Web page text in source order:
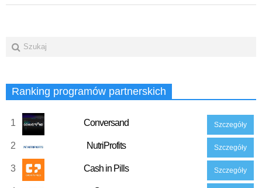
Ranking programów partnerskich
1 Conversand Szczegóły
2 NutriProfits Szczegóły
3 Cash in Pills Szczegóły